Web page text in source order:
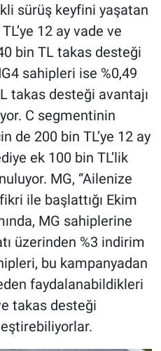
sürüş keyfini yaşatan
12 ay vade ve
bin TL takas desteği
sahipleri ise %0,49
takas desteği avantajı
C segmentinin
de 200 bin TL’ye 12 ay
ek 100 bin TL’lik
MG, “Ailenize
ile başlattığı Ekim
MG sahiplerine
üzerinden %3 indirim
bu kampanyadan
faydalanabildikleri
takas desteği